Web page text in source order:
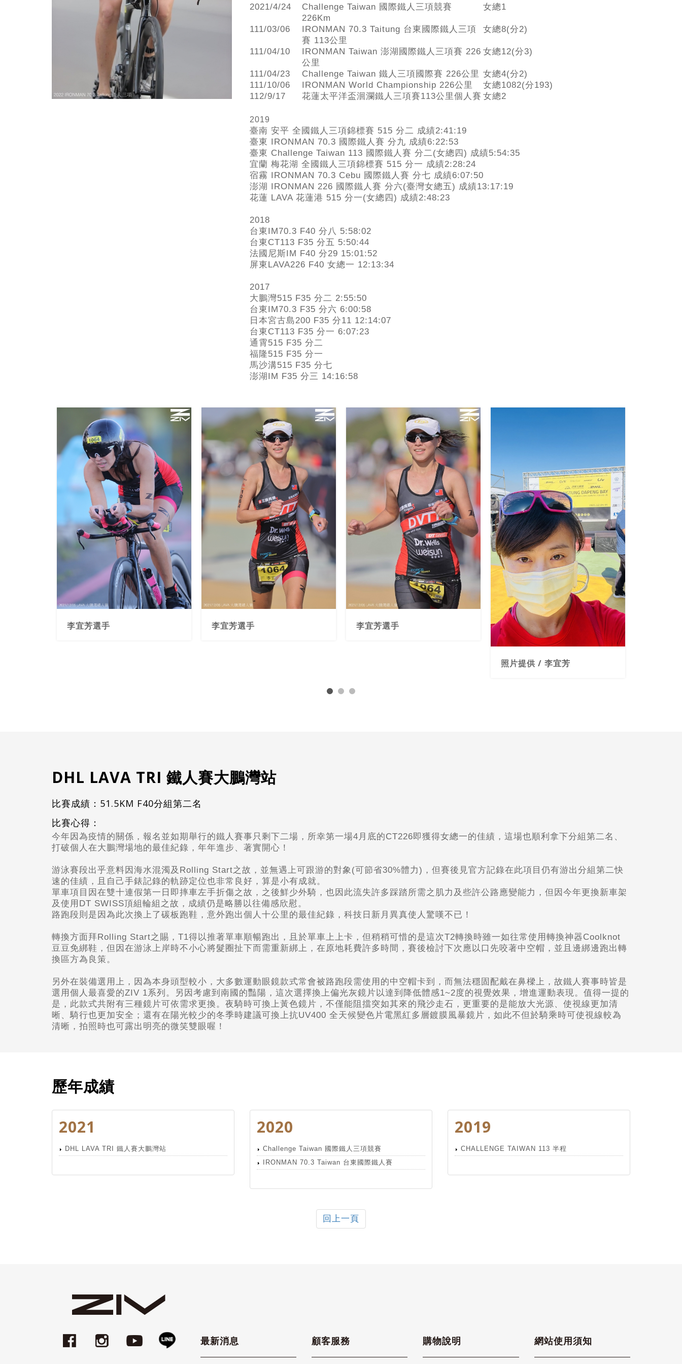
2021/4/24
Challenge Taiwan 國際鐵人三項競賽
226Km
女總1
111/03/06
IRONMAN 70.3 Taitung 台東國際鐵人三項
賽 113公里
女總8(分2)
111/04/10
IRONMAN Taiwan 澎湖國際鐵人三項賽 226
公里
女總12(分3)
111/04/23 Challenge Taiwan 鐵人三項國際賽 226公里 女總4(分2)
111/10/06
IRONMAN World Championship 226公里
女總1082(分193)
112/9/17
花蓮太平洋盃洄瀾鐵人三項賽113公里個人賽 女總2
2019
臺南 安平 全國鐵人三項錦標賽 515 分二 成績2:41:19
臺東 IRONMAN 70.3 國際鐵人賽 分九 成績6:22:53
臺東 Challenge Taiwan 113 國際鐵人賽 分二(女總四) 成績5:54:35
宜蘭 梅花湖 全國鐵人三項錦標賽 515 分一 成績2:28:24
宿霧 IRONMAN 70.3 Cebu 國際鐵人賽 分七 成績6:07:50
澎湖 IRONMAN 226 國際鐵人賽 分六(臺灣女總五) 成績13:17:19
花蓮 LAVA 花蓮港 515 分一(女總四) 成績2:48:23
2018
台東IM70.3 F40 分八 5:58:02
台東CT113 F35 分五 5:50:44
法國尼斯IM F40 分29 15:01:52
屏東LAVA226 F40 女總一 12:13:34
2017
大鵬灣515 F35 分二 2:55:50
台東IM70.3 F35 分六 6:00:58
日本宮古島200 F35 分11 12:14:07
台東CT113 F35 分一 6:07:23
通霄515 F35 分二
福隆515 F35 分一
馬沙溝515 F35 分七
澎湖IM F35 分三 14:16:58
李宜芳選手 李宜芳選手 李宜芳選手
照片提供 / 李宜芳
DHL LAVA TRI 鐵人賽大鵬灣站
比賽成績：51.5KM F40分組第二名
比賽心得：
今年因為疫情的關係，報名並如期舉行的鐵人賽事只剩下二場，所幸第一場4月底的CT226即獲得女總一的佳績，這場也順利拿下分組第二名、
打破個人在大鵬灣場地的最佳紀錄，年年進步、著實開心！
游泳賽段出乎意料因海水混濁及Rolling Start之故，並無遇上可跟游的對象(可節省30%體力)，但賽後見官方記錄在此項目仍有游出分組第二快
速的佳績，且自己手錶記錄的軌跡定位也非常良好，算是小有成就。
單車項目因在雙十連假第一日即摔車左手折傷之故，之後鮮少外騎，也因此流失許多踩踏所需之肌力及些許公路應變能力，但因今年更換新車架
及使用DT SWISS頂組輪組之故，成績仍是略勝以往備感欣慰。
路跑段則是因為此次換上了碳板跑鞋，意外跑出個人十公里的最佳紀錄，科技日新月異真使人驚嘆不已！
轉換方面拜Rolling Start之賜，T1得以推著單車順暢跑出，且於單車上上卡，但稍稍可惜的是這次T2轉換時雖一如往常使用轉換神器Coolknot
豆豆免綁鞋，但因在游泳上岸時不小心將髮圈扯下而需重新綁上，在原地耗費許多時間，賽後檢討下次應以口先咬著中空帽，並且邊綁邊跑出轉
換區方為良策。
另外在裝備選用上，因為本身頭型較小，大多數運動眼鏡款式常會被路跑段需使用的中空帽卡到，而無法穩固配戴在鼻樑上，故鐵人賽事時皆是
選用個人最喜愛的ZIV 1系列。另因考慮到南國的豔陽，這次選擇換上偏光灰鏡片以達到降低體感1~2度的視覺效果，增進運動表現。值得一提的
是，此款式共附有三種鏡片可依需求更換。夜騎時可換上黃色鏡片，不僅能阻擋突如其來的飛沙走石，更重要的是能放大光源、使視線更加清
晰、騎行也更加安全；還有在陽光較少的冬季時建議可換上抗UV400 全天候變色片電黑紅多層鍍膜風暴鏡片，如此不但於騎乘時可使視線較為
清晰，拍照時也可露出明亮的微笑雙眼喔！
歷年成績
2021
DHL LAVA TRI 鐵人賽大鵬灣站
2020
Challenge Taiwan 國際鐵人三項競賽
IRONMAN 70.3 Taiwan 台東國際鐵人賽
2019
CHALLENGE TAIWAN 113 半程
回上一頁
最新消息 顧客服務 購物說明 網站使用須知